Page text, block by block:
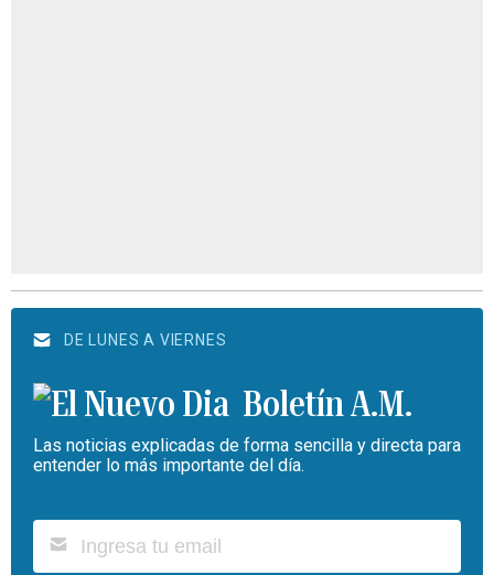
DE LUNES A VIERNES
Boletín A.M.
Las noticias explicadas de forma sencilla y directa para
entender lo más importante del día.